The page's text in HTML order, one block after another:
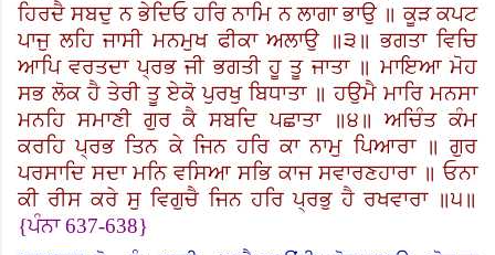
ਹਿਰਦੈ ਸਬਦੁ ਨ ਭੇਦਿਓ ਹਰਿ ਨਾਮਿ ਨ ਲਾਗਾ ਭਾਉ ॥ ਕੂੜ ਕਪਟ
ਪਾਜੁ ਲਹਿ ਜਾਸੀ ਮਨਮੁਖ ਫੀਕਾ ਅਲਾਉ ॥੩॥ ਭਗਤਾ ਵਿਚਿ
ਆਪਿ ਵਰਤਦਾ ਪ੍ਰਭ ਜੀ ਭਗਤੀ ਹੂ ਤੂ ਜਾਤਾ ॥ ਮਾਇਆ ਮੋਹ
ਸਭ ਲੋਕ ਹੈ ਤੇਰੀ ਤੂ ਏਕੋ ਪੁਰਖੁ ਬਿਧਾਤਾ ॥ ਹਉਮੈ ਮਾਰਿ ਮਨਸਾ
ਮਨਹਿ ਸਮਾਣੀ ਗੁਰ ਕੈ ਸਬਦਿ ਪਛਾਤਾ ॥੪॥ ਅਚਿੰਤ ਕੰਮ
ਕਰਹਿ ਪ੍ਰਭ ਤਿਨ ਕੇ ਜਿਨ ਹਰਿ ਕਾ ਨਾਮੁ ਪਿਆਰਾ ॥ ਗੁਰ
ਪਰਸਾਦਿ ਸਦਾ ਮਨਿ ਵਸਿਆ ਸਭਿ ਕਾਜ ਸਵਾਰਣਹਾਰਾ ॥ ਓਨਾ
ਕੀ ਰੀਸ ਕਰੇ ਸੁ ਵਿਗੁਚੈ ਜਿਨ ਹਰਿ ਪ੍ਰਭੁ ਹੈ ਰਖਵਾਰਾ ॥੫॥
{ਪੰਨਾ637-638}